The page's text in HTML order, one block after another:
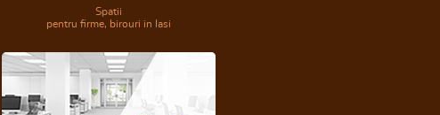
Spatii
pentru firme, birouri in Iasi